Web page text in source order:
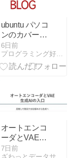
ubuntu パソコ
ンのカバーを
閉じたときの
動作
6日前
プログラミング好きなきょうゆうくんのブログ
オートエンコ
ーダとVAE｜
生成AIの入口
7日前